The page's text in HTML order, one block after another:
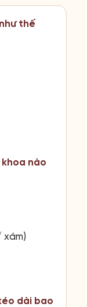
thế
nào
xám)
dài bao